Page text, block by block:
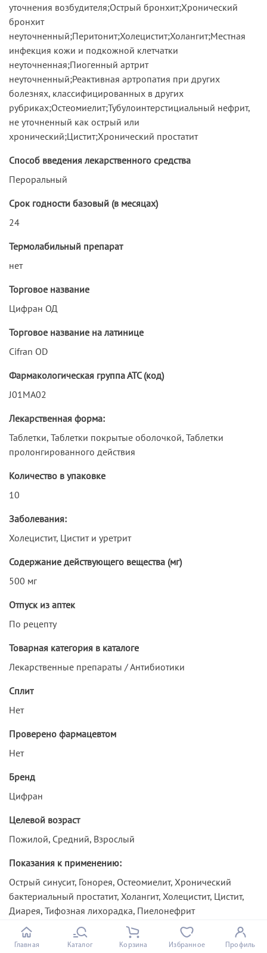
уточнения возбудителя;Острый бронхит;Хронический
бронхит
неуточненный;Перитонит;Холецистит;Холангит;Местная
инфекция кожи и подкожной клетчатки
неуточненная;Пиогенный артрит
неуточненный;Реактивная артропатия при других
болезнях, классифицированных в других
рубриках;Остеомиелит;Тубулоинтерстициальный нефрит,
не уточненный как острый или
хронический;Цистит;Хронический простатит
Способ введения лекарственного средства
Пероральный
Срок годности базовый (в месяцах)
24
Термолабильный препарат
нет
Торговое название
Цифран ОД
Торговое название на латинице
Cifran OD
Фармакологическая группа АТС (код)
J01MA02
Лекарственная форма:
Таблетки, Таблетки покрытые оболочкой, Таблетки
пролонгированного действия
Количество в упаковке
10
Заболевания:
Холецистит, Цистит и уретрит
Содержание действующего вещества (мг)
500 мг
Отпуск из аптек
По рецепту
Товарная категория в каталоге
Лекарственные препараты / Антибиотики
Сплит
Нет
Проверено фармацевтом
Нет
Бренд
Цифран
Целевой возраст
Пожилой, Средний, Взрослый
Показания к применению:
Острый синусит, Гонорея, Остеомиелит, Хронический
бактериальный простатит, Холангит, Холецистит, Цистит,
Диарея, Тифозная лихорадка, Пиелонефрит
Симптомы
Главная Каталог Корзина Избранное Профиль